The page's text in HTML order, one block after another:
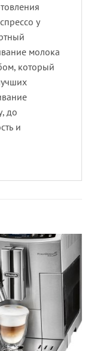
у
молока
который
до
и